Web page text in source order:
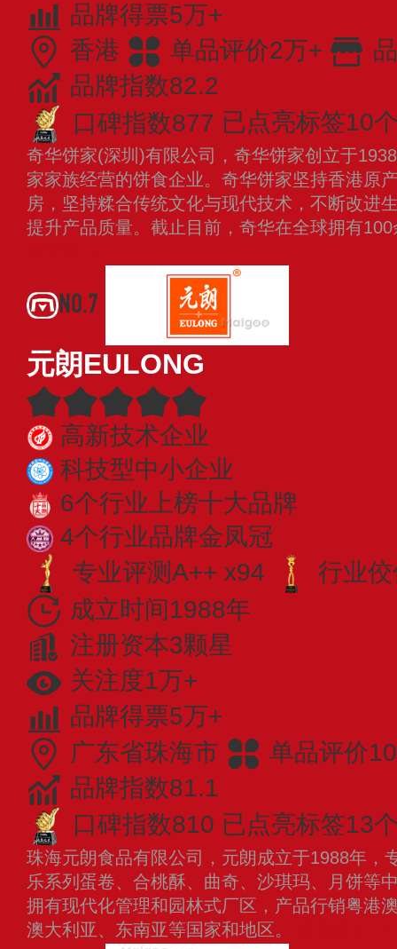
品牌得票5万+
香港
单品评价2万+
品牌指数82.2
口碑指数877 已点亮标签10
奇华饼家(深圳)有限公司，奇华饼家创立于
家家族经营的饼食企业。奇华饼家坚持香港原
房，坚持糅合传统文化与现代技术，不断改进
提升产品质量。截止目前，奇华在全球拥有
NO.7
元朗EULONG
高新技术企业
科技型中小企业
6个行业上榜十大品牌
4个行业品牌金凤冠
专业​评测A++ x94
行业
成立时间1988年
注册资本3颗星
关注度1万+
品牌得票5万+
广东省珠海市
单品评价
品牌指数81.1
口碑指数810 已点亮标签13
珠海元朗食品有限公司，元朗成立于1988年，
乐系列蛋卷、合桃酥、曲奇、沙琪玛、月饼等
拥有现代化管理和园林式厂区，产品行销粤港
澳大利亚、东南亚等国家和地区。